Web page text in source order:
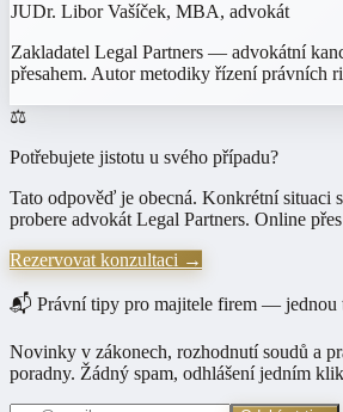
JUDr. Libor Vašíček, MBA, advokát
Zakladatel Legal Partners — advokátní
přesahem. Autor metodiky řízení
⚖️
Potřebujete jistotu u svého případu?
Tato odpověď je obecná. Konkrétní situaci
probere advokát Legal Partners. Online
Rezervovat konzultaci →
📬 Právní tipy pro majitele firem — jednou
Novinky v zákonech, rozhodnutí soudů a
poradny. Žádný spam, odhlášení jedním